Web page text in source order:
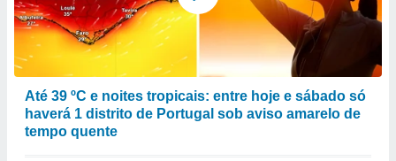
Até 39 ºC e noites tropicais: entre hoje e sábado só
haverá 1 distrito de Portugal sob aviso amarelo de
tempo quente